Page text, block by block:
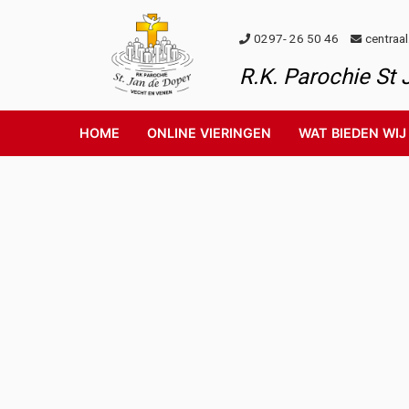
0297- 26 50 46
R.K. Parochie St
HOME ONLINE VIERINGEN WAT BIEDEN WIJ